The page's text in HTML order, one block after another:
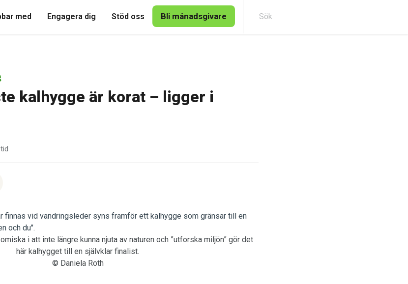
med Engagera dig Stöd oss Bli månadsgivare
kalhygge är korat – ligger i
i att inte längre kunna njuta av naturen och ”utforska miljön” gör det
här kalhygget till en självklar finalist.
© Daniela Roth